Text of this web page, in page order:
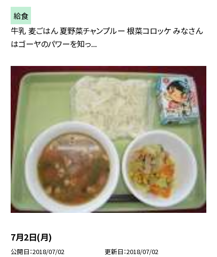
給食
牛乳 麦ごはん 夏野菜チャンプルー 根菜コロッケ みなさん
はゴーヤのパワーを知っ...
7月2日(月)
公開日 2018/07/02 更新日 2018/07/02